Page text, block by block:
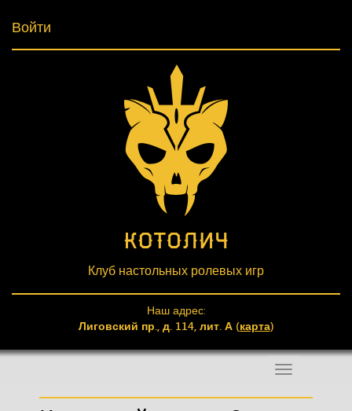
Войти
Клуб настольных ролевых игр
Наш адрес:
Лиговский пр., д. 114, лит. А (карта)
Меню